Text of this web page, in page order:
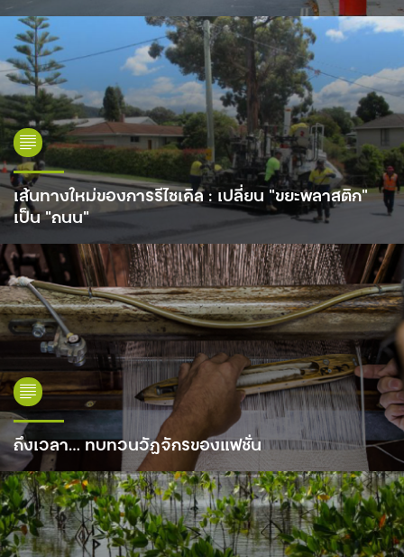
เส้นทางใหม่ของการรีไซเคิล : เปลี่ยน “ขยะพลาสติก”
เป็น “ถนน”
ถึงเวลา… ทบทวนวัฏจักรของแฟชั่น